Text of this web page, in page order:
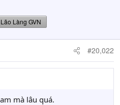
Lão Làng GVN
#20,022
mà lâu quá.